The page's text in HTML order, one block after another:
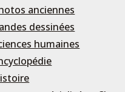
anciennes
dessinées
humaines